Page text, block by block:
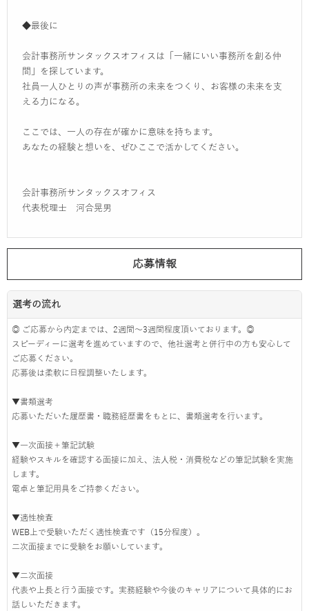
◆最後に
会計事務所サンタックスオフィスは「一緒にいい事務所を創る仲
間」を探しています。
社員一人ひとりの声が事務所の未来をつくり、お客様の未来を支
える力になる。
ここでは、一人の存在が確かに意味を持ちます。
あなたの経験と想いを、ぜひここで活かしてください。
会計事務所サンタックスオフィス
代表税理士 河合晃男
応募情報
選考の流れ
◎ ご応募から内定までは、2週間～3週間程度頂いております。◎
スピーディーに選考を進めていますので、他社選考と併行中の方も安心して
ご応募ください。
応募後は柔軟に日程調整いたします。
▼書類選考
応募いただいた履歴書・職務経歴書をもとに、書類選考を行います。
▼一次面接＋筆記試験
経験やスキルを確認する面接に加え、法人税・消費税などの筆記試験を実施
します。
電卓と筆記用具をご持参ください。
▼適性検査
WEB上で受験いただく適性検査です（15分程度）。
二次面接までに受験をお願いしています。
▼二次面接
代表や上長と行う面接です。実務経験や今後のキャリアについて具体的にお
話しいただきます。